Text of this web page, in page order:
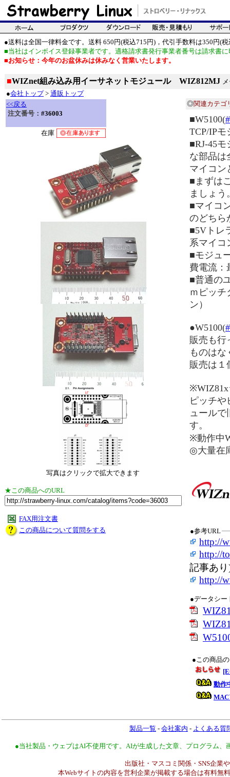
●送料は全国一律料金です。送料 650円(税込715円)，代引手数料は350円(税
■当社はインボイス登録事業者です。適格請求書発行事業者番号は請求書
■お知らせ：今年のお盆休みは休みなく営業いたします。
■WIZnet組み込み用イーサネットモジュール WIZ812MJ
●会社トップ> 通販トップ
<<戻る
注文番号： #36003
在庫
写真はクリックで拡大できます
★この商品へのURL
FAX用注文書
この商品について質問をする
◎関連カテゴ
■W5100(
TCP/IP
■RJ-45
な部品は
マイコン
■まずは
ましょう
■マイコ
のどちら
■5Vトレ
系マイコ
■モジュ
費電流：
■普通の
ｍピッチ
ン）
●W5100(
販売も行
ものは
販売は１
※WIZ81x
ピッチ
ュールで
す。
※動作中
◎大量在
●参考URL
http://
http://
記事あ
http://
●データシー
●この商品
動作
MAC
製品一覧 - 会社案内 - よくある質
●当社製品・ウェブはAI不使用です。AIが生成した文章、プログラム
出版社・マスコミ関係・SNS企業
本Webサイトの内容を営利企業が掲載する場合は有料無